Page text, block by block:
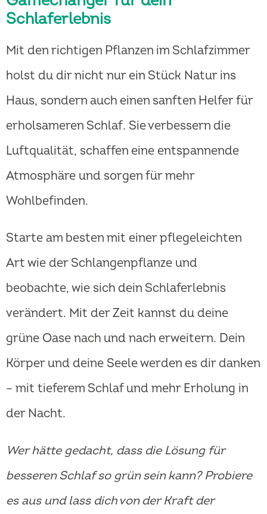
Schlaferlebnis
Mit den richtigen Pflanzen im Schlafzimmer
holst du dir nicht nur ein Stück Natur ins
Haus, sondern auch einen sanften Helfer für
erholsameren Schlaf. Sie verbessern die
Luftqualität, schaffen eine entspannende
Atmosphäre und sorgen für mehr
Wohlbefinden.
Starte am besten mit einer pflegeleichten
Art wie der Schlangenpflanze und
beobachte, wie sich dein Schlaferlebnis
verändert. Mit der Zeit kannst du deine
grüne Oase nach und nach erweitern. Dein
Körper und deine Seele werden es dir danken
– mit tieferem Schlaf und mehr Erholung in
der Nacht.
Wer hätte gedacht, dass die Lösung für
besseren Schlaf so grün sein kann? Probiere
es aus und lass dich von der Kraft der